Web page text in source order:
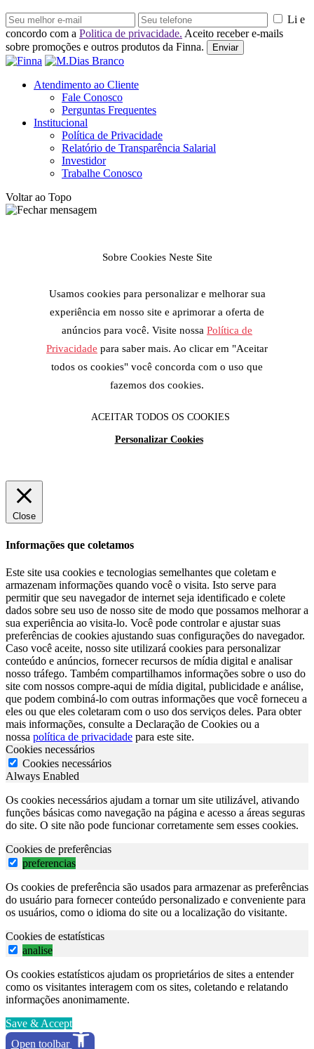
Li e
concordo com a Politica de privacidade. Aceito receber e-mails
sobre promoções e outros produtos da Finna.
Enviar
Atendimento ao Cliente
Fale Conosco
Perguntas Frequentes
Institucional
Política de Privacidade
Relatório de Transparência Salarial
Investidor
Trabalhe Conosco
Voltar ao Topo
Sobre Cookies Neste Site
Usamos cookies para personalizar e melhorar sua
experiência em nosso site e aprimorar a oferta de
anúncios para você. Visite nossa Política de
Privacidade para saber mais. Ao clicar em "Aceitar
todos os cookies" você concorda com o uso que
fazemos dos cookies.
ACEITAR TODOS OS COOKIES
Personalizar Cookies
Close
Informações que coletamos
Este site usa cookies e tecnologias semelhantes que coletam e
armazenam informações quando você o visita. Isto serve para
permitir que seu navegador de internet seja identificado e colete
dados sobre seu uso de nosso site de modo que possamos melhorar a
sua experiência ao visita-lo. Você pode controlar e ajustar suas
preferências de cookies ajustando suas configurações do navegador.
Caso você aceite, nosso site utilizará cookies para personalizar
conteúdo e anúncios, fornecer recursos de mídia digital e analisar
nosso tráfego. Também compartilhamos informações sobre o uso do
site com nossos compre-aqui de mídia digital, publicidade e análise,
que podem combiná-lo com outras informações que você forneceu a
eles ou que eles coletaram com o uso dos serviços deles. Para obter
mais informações, consulte a Declaração de Cookies ou a
nossa política de privacidade para este site.
Cookies necessários
Cookies necessários
Always Enabled
Os cookies necessários ajudam a tornar um site utilizável, ativando
funções básicas como navegação na página e acesso a áreas seguras
do site. O site não pode funcionar corretamente sem esses cookies.
Cookies de preferências
preferencias
Os cookies de preferência são usados para armazenar as preferências
do usuário para fornecer conteúdo personalizado e conveniente para
os usuários, como o idioma do site ou a localização do visitante.
Cookies de estatísticas
analise
Os cookies estatísticos ajudam os proprietários de sites a entender
como os visitantes interagem com os sites, coletando e relatando
informações anonimamente.
Save & Accept
Open toolbar